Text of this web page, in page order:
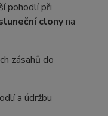
pohodlí při
clonyna
zásahů do
a údržbu